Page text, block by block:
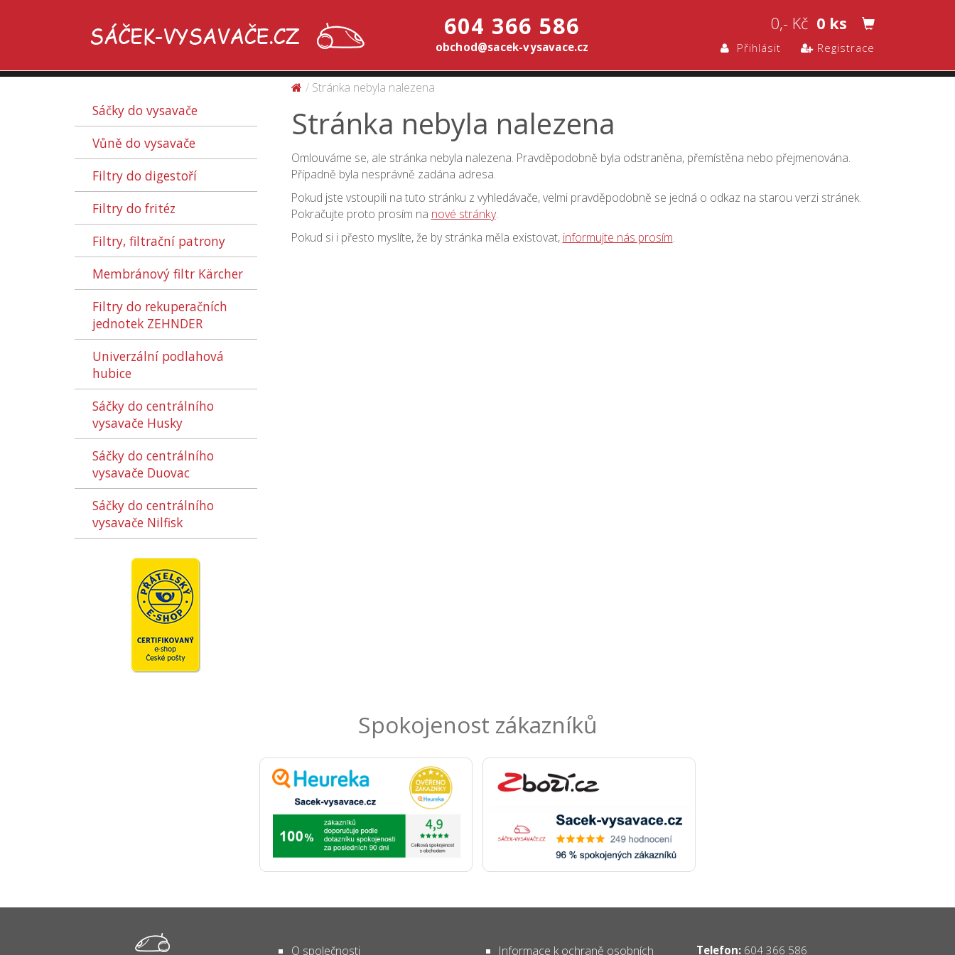
604 366 586
obchod@sacek-vysavace.cz
0,- Kč 0 ks
Přihlásit Registrace
Sáčky do vysavače
Vůně do vysavače
Filtry do digestoří
Filtry do fritéz
Filtry, filtrační patrony
Membránový filtr Kärcher
Filtry do rekuperačních
jednotek ZEHNDER
Univerzální podlahová
hubice
Sáčky do centrálního
vysavače Husky
Sáčky do centrálního
vysavače Duovac
Sáčky do centrálního
vysavače Nilfisk
Stránka nebyla nalezena
Stránka nebyla nalezena
Omlouváme se, ale stránka nebyla nalezena. Pravděpodobně byla odstraněna, přemístěna nebo přejmenována.
Případně byla nesprávně zadána adresa.
Pokud jste vstoupili na tuto stránku z vyhledávače, velmi pravděpodobně se jedná o odkaz na starou verzi stránek.
Pokračujte proto prosím na nové stránky.
Pokud si i přesto myslíte, že by stránka měla existovat, informujte nás prosím.
Spokojenost zákazníků
O společnosti Informace k ochraně osobních Telefon:604 366 586